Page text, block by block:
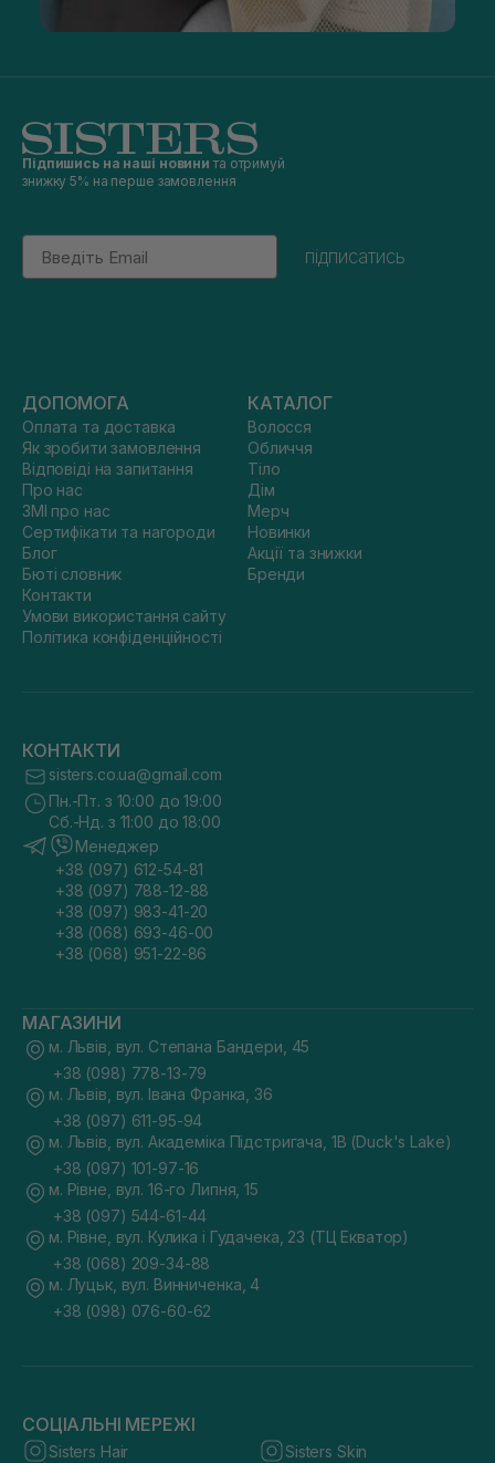
Підпишись на наші новини та отримуй
знижку 5% на перше замовлення
Email
підписатись
ДОПОМОГА
Оплата та доставка
Як зробити замовлення
Відповіді на запитання
Про нас
ЗМІ про нас
Сертифікати та нагороди
Блог
Бюті словник
Контакти
Умови використання сайту
Політика конфіденційності
КАТАЛОГ
Волосся
Обличчя
Тіло
Дім
Мерч
Новинки
Акції та знижки
Бренди
КОНТАКТИ
sisters.co.ua@gmail.com
Пн.-Пт. з 10:00 до 19:00
Сб.-Нд. з 11:00 до 18:00
Менеджер
+38 (097) 612-54-81
+38 (097) 788-12-88
+38 (097) 983-41-20
+38 (068) 693-46-00
+38 (068) 951-22-86
МАГАЗИНИ
м. Львів, вул. Степана Бандери, 45
+38 (098) 778-13-79
м. Львів, вул. Івана Франка, 36
+38 (097) 611-95-94
м. Львів, вул. Академіка Підстригача, 1В (Duck's Lake)
+38 (097) 101-97-16
м. Рівне, вул. 16-го Липня, 15
+38 (097) 544-61-44
м. Рівне, вул. Кулика і Гудачека, 23 (ТЦ Екватор)
+38 (068) 209-34-88
м. Луцьк, вул. Винниченка, 4
+38 (098) 076-60-62
СОЦІАЛЬНІ МЕРЕЖІ
Sisters Hair Sisters Skin